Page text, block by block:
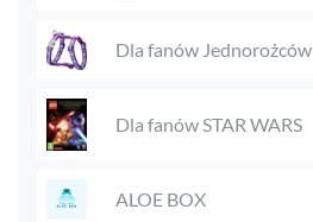
Dla fanów Jednorożców
Dla fanów STAR WARS
ALOE BOX